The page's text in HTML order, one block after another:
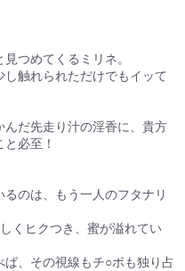
つめてくるミリネ。
触れられただけでもイッて
だ先走り汁の淫香に、貴方
必至！
のは、もう一人のフタナリ
くヒクつき、蜜が溢れてい
、その視線もチ○ポも独り占